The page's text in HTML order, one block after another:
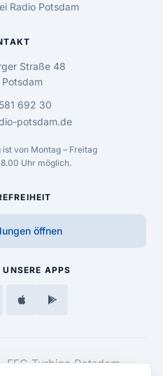
Radio Potsdam
Straße 48
692 30
potsdam.de
ist von Montag – Freitag
Uhr möglich.
öffnen
UNSERE APPS